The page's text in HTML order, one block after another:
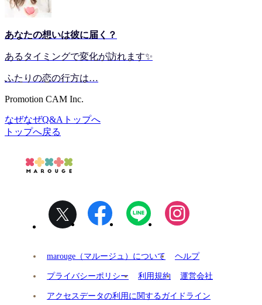
あなたの想いは彼に届く？
あるタイミングで変化が訪れます✨
ふたりの恋の行方は…
Promotion CAM Inc.
なぜなぜQ&Aトップへ
トップへ戻る
marouge（マルージュ）について ヘルプ
プライバシーポリシー 利用規約 運営会社
アクセスデータの利用に関するガイドライン